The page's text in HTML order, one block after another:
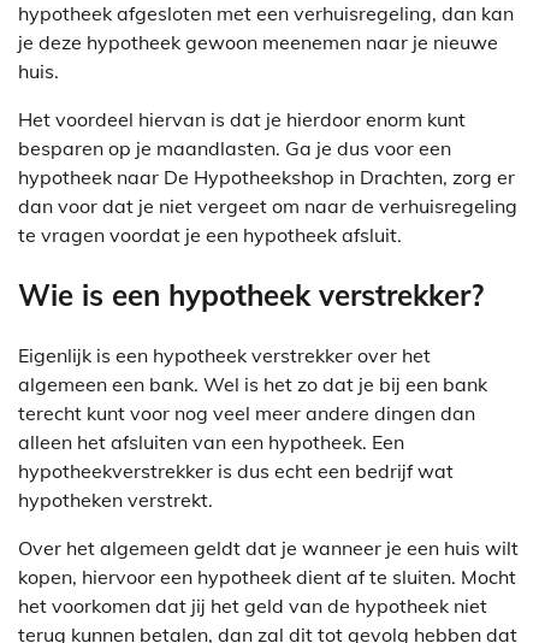
hypotheek afgesloten met een verhuisregeling, dan kan
je deze hypotheek gewoon meenemen naar je nieuwe
huis.
Het voordeel hiervan is dat je hierdoor enorm kunt
besparen op je maandlasten. Ga je dus voor een
hypotheek naar De Hypotheekshop in Drachten, zorg er
dan voor dat je niet vergeet om naar de verhuisregeling
te vragen voordat je een hypotheek afsluit.
Wie is een hypotheek verstrekker?
Eigenlijk is een hypotheek verstrekker over het
algemeen een bank. Wel is het zo dat je bij een bank
terecht kunt voor nog veel meer andere dingen dan
alleen het afsluiten van een hypotheek. Een
hypotheekverstrekker is dus echt een bedrijf wat
hypotheken verstrekt.
Over het algemeen geldt dat je wanneer je een huis wilt
kopen, hiervoor een hypotheek dient af te sluiten. Mocht
het voorkomen dat jij het geld van de hypotheek niet
terug kunnen betalen, dan zal dit tot gevolg hebben dat